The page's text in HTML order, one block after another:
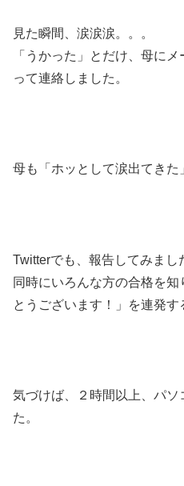
見た瞬間、涙涙涙。。。
「うかった」とだけ、母に
って連絡しました。
母も「ホッとして涙出てきた
Twitterでも、報告してみまし
同時にいろんな方の合格を
とうございます！」を連発す
気づけば、２時間以上、パ
た。